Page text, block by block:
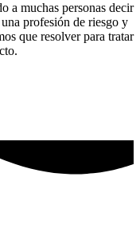
a muchas personas decir
profesión de riesgo y
que resolver para tratar